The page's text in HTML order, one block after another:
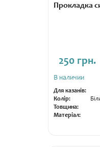
Прокладка
250 грн.
В наличии
Для казанів:
Колір:
Товщина:
Матеріал: